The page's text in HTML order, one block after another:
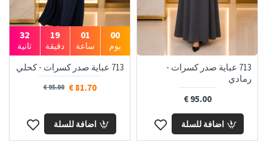
713 عباية صدر كسرات -
رمادي
95.00 €
اضافة للسلة
00
يوم
01
ساعة
19
دقيقة
32
ثانية
713 عباية صدر كسرات - كحلي
81.70 €
95.00 €
اضافة للسلة